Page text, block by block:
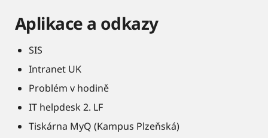
Aplikace a odkazy
SIS
Intranet UK
Problém v hodině
IT helpdesk 2. LF
Tiskárna MyQ (Kampus Plzeňská)